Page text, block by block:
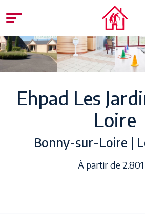
Ehpad Les
Loire
Bonny-sur-Loire |
À partir de